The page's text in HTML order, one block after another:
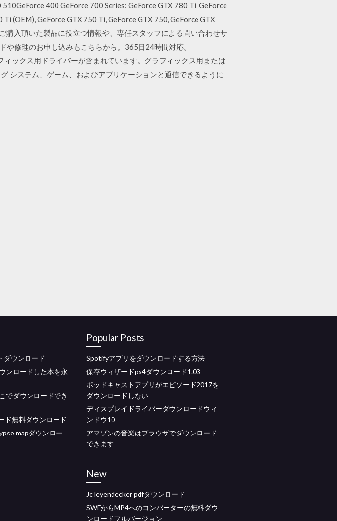
400 GeForce 700 Series: GeForce GTX 780 Ti, GeForce
(OEM), GeForce GTX 750 Ti, GeForce GTX 750, GeForce GTX
購入頂いた製品に役立つ情報や、専任スタッフによる問い合わせサ
修理のお申し込みもこちらから。365日24時間対応。
ックス用ドライバーが含まれています。グラフィックス用または
システム、ゲーム、およびアプリケーションと通信できるように
ダウンロード
ンロードした本を永
でダウンロードでき
ド無料ダウンロード
mapダウンロー
Popular Posts
Spotifyアプリをダウンロードする方法
保存ウィザードps4ダウンロード1.03
ポッドキャストアプリがエピソード2017を
ダウンロードしない
ディスプレイドライバーダウンロードウィ
ンドウ10
アマゾンの音楽はブラウザでダウンロード
できます
New
Jc leyendecker pdfダウンロード
SWFからMP4へのコンバーターの無料ダウ
ンロードフルバージョン